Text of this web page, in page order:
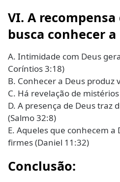
VI. A
busca conhecer a
A. Intimidade com Deus
Coríntios 3:18)
B. Conhecer a Deus produz
C. Há revelação de
D. A presença de Deus traz
(Salmo 32:8)
E. Aqueles que conhecem
firmes (Daniel 11:32)
Conclusão: